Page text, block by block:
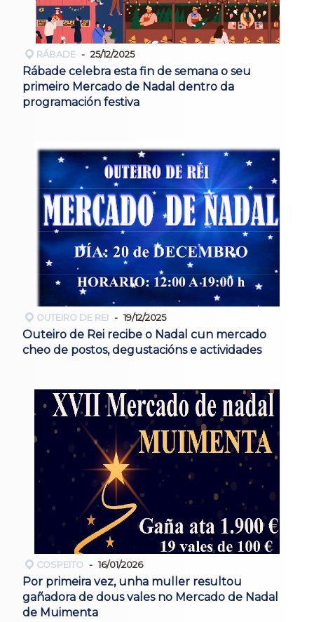
RÁBADE 25/12/2025
Rábade celebra esta fin de semana o seu
primeiro Mercado de Nadal dentro da
programación festiva
OUTEIRO DE REI 19/12/2025
Outeiro de Rei recibe o Nadal cun mercado
cheo de postos, degustacións e actividades
COSPEITO 16/01/2026
Por primeira vez, unha muller resultou
gañadora de dous vales no Mercado de Nadal
de Muimenta